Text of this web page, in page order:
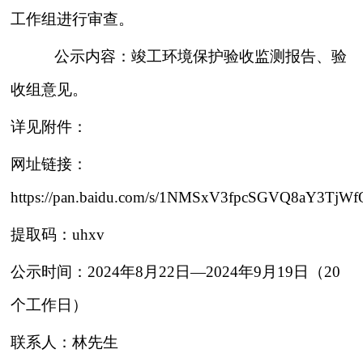
工作组进行审查。
公示内容：竣工环境保护验收监测报告、验
收组意见。
详见附件：
网址链接：
https://pan.baidu.com/s/
提取码：uhxv
公示时间： 2024年8月 22日—2024年9 月 19日（20
个工作日）
联系人：林先生